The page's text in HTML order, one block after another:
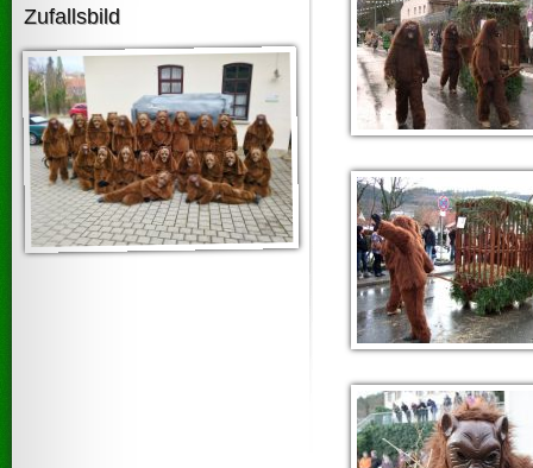
Zufallsbild